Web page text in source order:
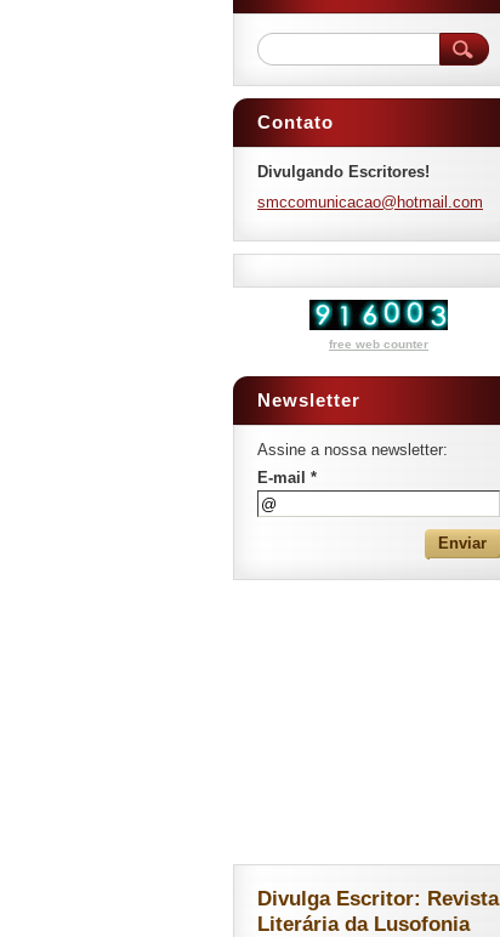
Contato
Divulgando Escritores!
smccomunicacao@hotmail.com
free web counter
Newsletter
Assine a nossa newsletter:
E-mail *
Divulga Escritor: Revista
Literária da Lusofonia